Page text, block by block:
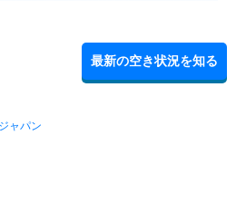
最新の空き状況を知る
ャパン